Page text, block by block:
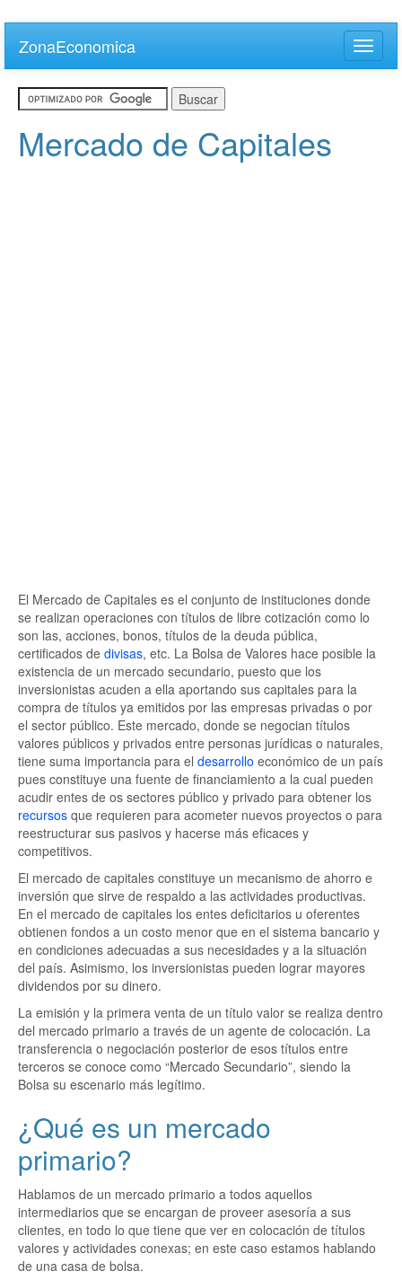
main
content
ZonaEconomica
Toggle
Mercado de Capitales
El Mercado de Capitales es el conjunto de instituciones donde
se realizan operaciones con títulos de libre cotización como lo
son las, acciones, bonos, títulos de la deuda pública,
certificados de divisas, etc. La Bolsa de Valores hace posible la
existencia de un mercado secundario, puesto que los
inversionistas acuden a ella aportando sus capitales para la
compra de títulos ya emitidos por las empresas privadas o por
el sector público. Este mercado, donde se negocian títulos
valores públicos y privados entre personas jurídicas o naturales,
tiene suma importancia para el desarrollo económico de un país
pues constituye una fuente de financiamiento a la cual pueden
acudir entes de os sectores público y privado para obtener los
recursos que requieren para acometer nuevos proyectos o para
reestructurar sus pasivos y hacerse más eficaces y
competitivos.
El mercado de capitales constituye un mecanismo de ahorro e
inversión que sirve de respaldo a las actividades productivas.
En el mercado de capitales los entes deficitarios u oferentes
obtienen fondos a un costo menor que en el sistema bancario y
en condiciones adecuadas a sus necesidades y a la situación
del país. Asimismo, los inversionistas pueden lograr mayores
dividendos por su dinero.
La emisión y la primera venta de un título valor se realiza dentro
del mercado primario a través de un agente de colocación. La
transferencia o negociación posterior de esos títulos entre
terceros se conoce como “Mercado Secundario”, siendo la
Bolsa su escenario más legítimo.
¿Qué es un mercado
primario?
Hablamos de un mercado primario a todos aquellos
intermediarios que se encargan de proveer asesoría a sus
clientes, en todo lo que tiene que ver en colocación de títulos
valores y actividades conexas; en este caso estamos hablando
de una casa de bolsa.